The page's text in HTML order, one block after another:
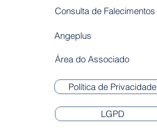
Consulta de Falecimentos
Angeplus
Área do Associado
Política de Privacidade
LGPD